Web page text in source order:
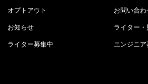
オプトアウト お問い合わ
お知らせ ライター
ライター募集中 エンジニア